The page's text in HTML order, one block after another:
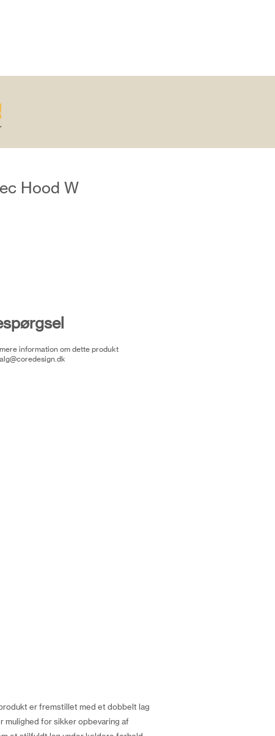
Hood W
information om dette produkt
er fremstillet med et dobbelt lag
mulighed for sikker opbevaring af